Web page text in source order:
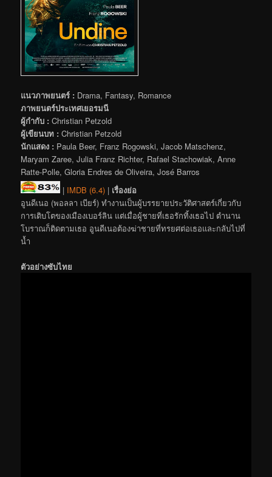
แนวภาพยนตร์ : Drama, Fantasy, Romance
ภาพยนตร์ประเทศเยอรมนี
ผู้กำกับ : Christian Petzold
ผู้เขียนบท : Christian Petzold
นักแสดง : Paula Beer, Franz Rogowski, Jacob Matschenz,
Maryam Zaree, Julia Franz Richter, Rafael Stachowiak, Anne
Ratte-Polle, Gloria Endres de Oliveira, José Barros
| IMDB (6.4) | เรื่องย่อ
อูนดีเนอ (พอลลา เบียร์) ทำงานเป็นผู้บรรยายประวัติศาสตร์เกี่ยวกับ
การเติบโตของเมืองเบอร์ลิน แต่เมื่อผู้ชายที่เธอรักทิ้งเธอไป ตำนาน
โบราณก็ติดตามเธอ อูนดีเนอต้องฆ่าชายที่ทรยศต่อเธอและกลับไปที่
น้ำ
ตัวอย่างซับไทย